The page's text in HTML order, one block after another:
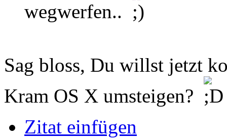
wegwerfen..
Sag bloss, Du willst jetzt
Kram OS X umsteigen?
Zitat einfügen